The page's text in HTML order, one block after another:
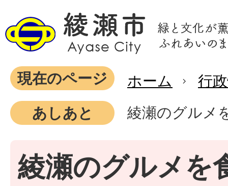
現在のページ ホーム
行
あしあと
綾瀬のグルメ
綾瀬のグルメを